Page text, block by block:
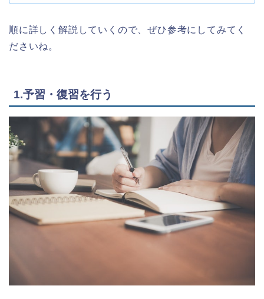
順に詳しく解説していくので、ぜひ参考にしてみてく
ださいね。
1.予習・復習を行う